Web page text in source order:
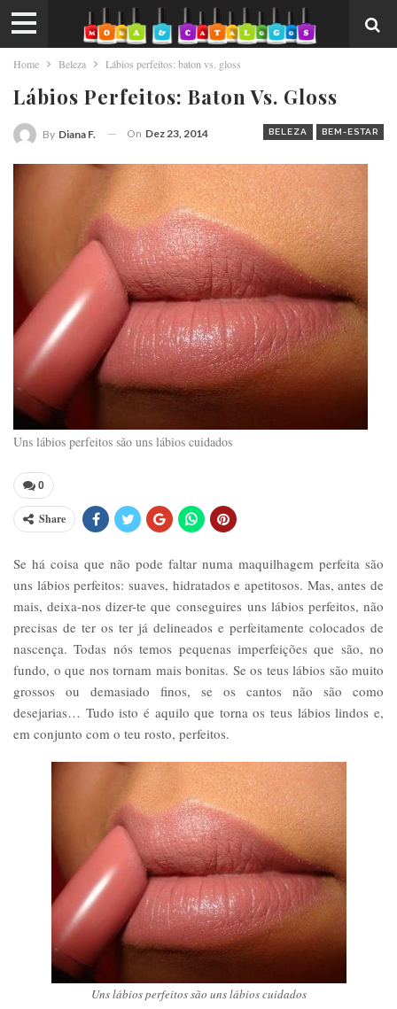
Home Beleza Lábios perfeitos: baton vs. gloss
Lábios Perfeitos: Baton Vs. Gloss
BELEZA BEM-ESTAR
By Diana F. On Dez 23, 2014
Uns lábios perfeitos são uns lábios cuidados
0
Share
Se há coisa que não pode faltar numa maquilhagem perfeita são
uns lábios perfeitos: suaves, hidratados e apetitosos. Mas, antes de
mais, deixa-nos dizer-te que conseguires uns lábios perfeitos, não
precisas de ter os ter já delineados e perfeitamente colocados de
nascença. Todas nós temos pequenas imperfeições que são, no
fundo, o que nos tornam mais bonitas. Se os teus lábios são muito
grossos ou demasiado finos, se os cantos não são como
desejarias… Tudo isto é aquilo que torna os teus lábios lindos e,
em conjunto com o teu rosto, perfeitos.
Uns lábios perfeitos são uns lábios cuidados